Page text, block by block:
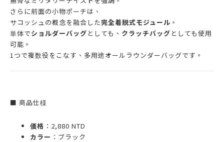
さらに前面の小物ポーチは、
サコッシュの概念を融合した完全着脱式モジュール 。
単体でショルダーバッグ としても、 クラッチバッグ としても使用
可能。
1つで複数役をこなす、多用途オールラウンダーバッグです。
■ 商品仕様
価格 ：2,880 NTD
カラー ：ブラック